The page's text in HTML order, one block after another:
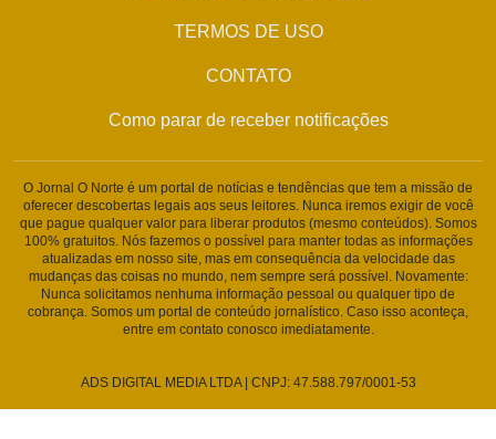
TERMOS DE USO
CONTATO
Como parar de receber notificações
O Jornal O Norte é um portal de notícias e tendências que tem a missão de
oferecer descobertas legais aos seus leitores. Nunca iremos exigir de você
que pague qualquer valor para liberar produtos (mesmo conteúdos). Somos
100% gratuitos. Nós fazemos o possível para manter todas as informações
atualizadas em nosso site, mas em consequência da velocidade das
mudanças das coisas no mundo, nem sempre será possível. Novamente:
Nunca solicitamos nenhuma informação pessoal ou qualquer tipo de
cobrança. Somos um portal de conteúdo jornalístico. Caso isso aconteça,
entre em contato conosco imediatamente.
ADS DIGITAL MEDIA LTDA | CNPJ: 47.588.797/0001-53